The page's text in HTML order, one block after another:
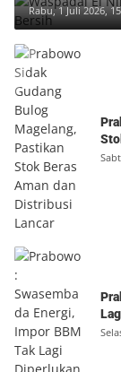
Rabu, 1 Juli 2026,